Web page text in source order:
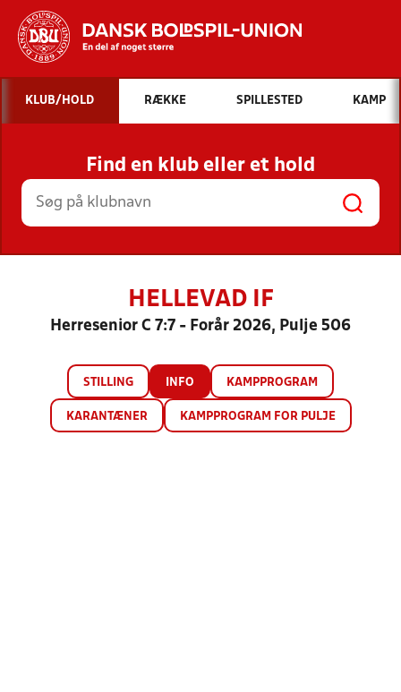
Hvad vil du søge efter?
INDHOLD OG NYHEDER
STILLINGER, RESULTATER, KLUBBER OG
HOLD
KLUB/HOLD RÆKKE SPILLESTED KAMP
Find en klub eller et hold
HELLEVAD IF
Herresenior C 7:7 - Forår 2026, Pulje 506
STILLING INFO KAMPPROGRAM
KARANTÆNER KAMPPROGRAM FOR PULJE